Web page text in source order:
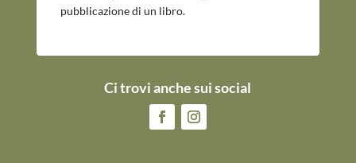
pubblicazione di un libro.
Ci trovi anche sui social